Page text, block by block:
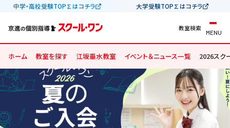
中学・高校受験TOP∑はコチラ 大学受験TOP∑はコチラ
教室検索
MENU
ホーム 教室を探す 江坂垂水教室 イベント＆ニュース一覧 2026スク